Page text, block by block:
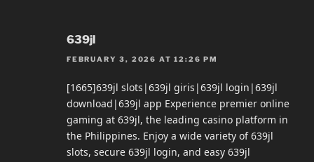
639jl
FEBRUARY 3, 2026 AT 12:26 PM
[1665]639jl slots|639jl giris|639jl login|639jl
download|639jl app Experience premier online
gaming at 639jl, the leading casino platform in
the Philippines. Enjoy a wide variety of 639jl
slots, secure 639jl login, and easy 639jl